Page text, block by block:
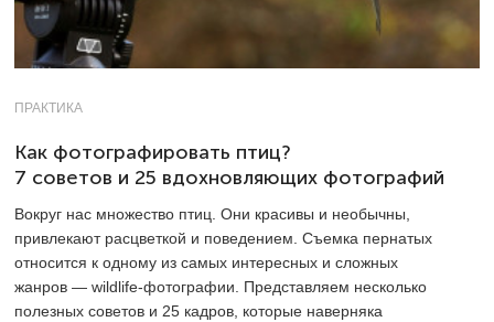
ПРАКТИКА
Как фотографировать птиц?
7 советов и 25 вдохновляющих фотографий
Вокруг нас множество птиц. Они красивы и необычны,
привлекают расцветкой и поведением. Съемка пернатых
относится к одному из самых интересных и сложных
жанров — wildlife-фотографии. Представляем несколько
полезных советов и 25 кадров, которые наверняка